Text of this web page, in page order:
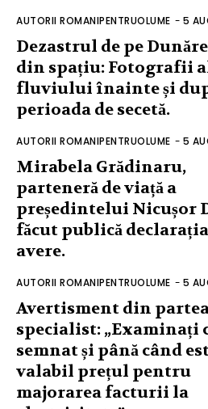
AUTORII ROMANIPENTRUOLUME - 5
Dezastrul de pe
din spațiu: Fotografii
fluviului înainte și
perioada de secetă.
AUTORII ROMANIPENTRUOLUME - 5
Mirabela Grădinaru,
parteneră de viață a
președintelui Nicușor
făcut publică declarația
avere.
AUTORII ROMANIPENTRUOLUME - 5
Avertisment din
specialist: „Examinați
semnat și până când
valabil prețul pentru
majorarea facturii la